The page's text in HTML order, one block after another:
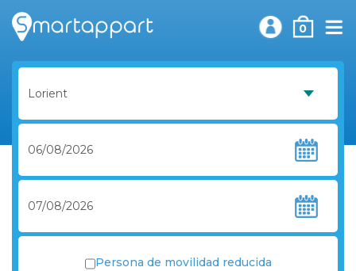
0
Persona de movilidad reducida